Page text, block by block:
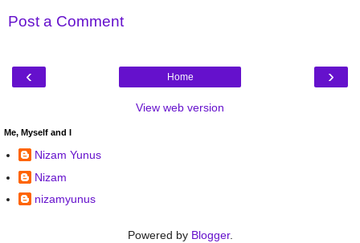
Post a Comment
‹ ›
Home
View web version
Me, Myself and I
Nizam Yunus
Nizam
nizamyunus
Powered by Blogger.